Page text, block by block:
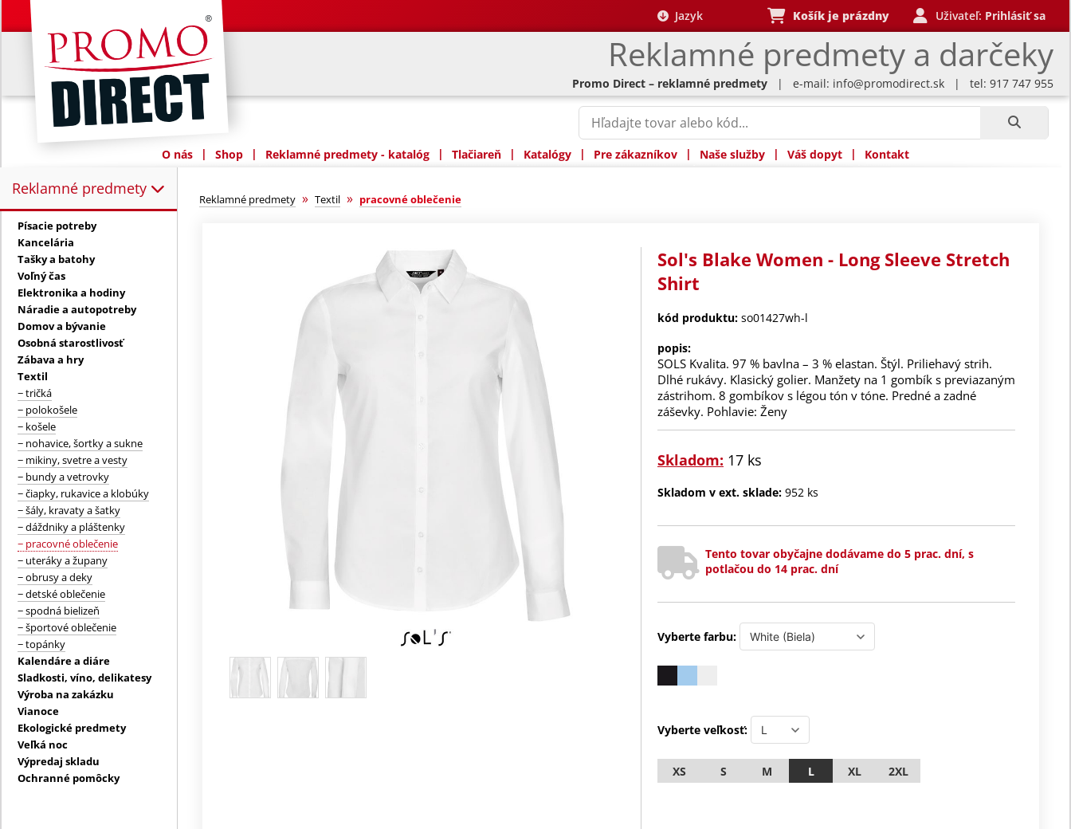
Reklamné predmety a darčeky
Jazyk Košík je prázdny Uživateľ: Prihlásiť sa
Promo Direct – reklamné predmety | e-mail: info@promodirect.sk | tel: 917 747 955
O nás | Shop | Reklamné predmety - katalóg | Tlačiareň | Katalógy | Pre zákazníkov | Naše služby | Váš dopyt | Kontakt
Reklamné predmety
Reklamné predmety:
Písacie potreby
Kancelária
Tašky a batohy
Voľný čas
Elektronika a hodiny
Náradie a autopotreby
Domov a bývanie
Osobná starostlivosť
Zábava a hry
Textil
− tričká
− polokošele
− košele
− nohavice, šortky a sukne
− mikiny, svetre a vesty
− bundy a vetrovky
− čiapky, rukavice a klobúky
− šály, kravaty a šatky
− dáždniky a pláštenky
− pracovné oblečenie
− uteráky a župany
− obrusy a deky
− detské oblečenie
− spodná bielizeň
− športové oblečenie
− topánky
Kalendáre a diáre
Sladkosti, víno, delikatesy
Výroba na zakázku
Vianoce
Ekologické predmety
Veľká noc
Výpredaj skladu
Ochranné pomôcky
Reklamné predmety » Textil » pracovné oblečenie
Sol's Blake Women - Long Sleeve Stretch
Shirt
kód produktu: so01427wh-l
popis:
SOLS Kvalita. 97 % bavlna – 3 % elastan. Štýl. Priliehavý strih.
Dlhé rukávy. Klasický golier. Manžety na 1 gombík s previazaným
zástrihom. 8 gombíkov s légou tón v tóne. Predné a zadné
záševky. Pohlavie: Ženy
Skladom: 17 ks
Skladom v ext. sklade: 952 ks
Tento tovar obyčajne dodávame do 5 prac. dní, s
potlačou do 14 prac. dní
Vyberte farbu:
Vyberte veľkosť:
XS S M L XL 2XL